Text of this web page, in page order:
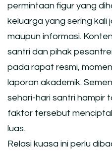
permintaan figur yang
keluarga yang sering kali
maupun informasi.
santri dan pihak
pada rapat resmi,
laporan akademik.
sehari-hari santri hampir
faktor tersebut
luas.
Relasi kuasa ini perlu